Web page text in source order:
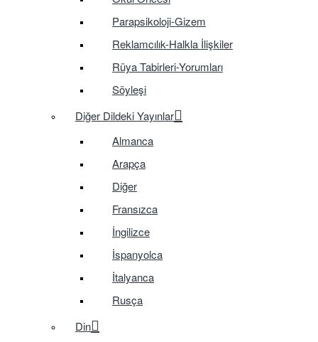
Parapsikoloji-Gizem
Reklamcılık-Halkla İlişkiler
Rüya Tabirleri-Yorumları
Söyleşi
Diğer Dildeki Yayınlar
Almanca
Arapça
Diğer
Fransızca
İngilizce
İspanyolca
İtalyanca
Rusça
Din